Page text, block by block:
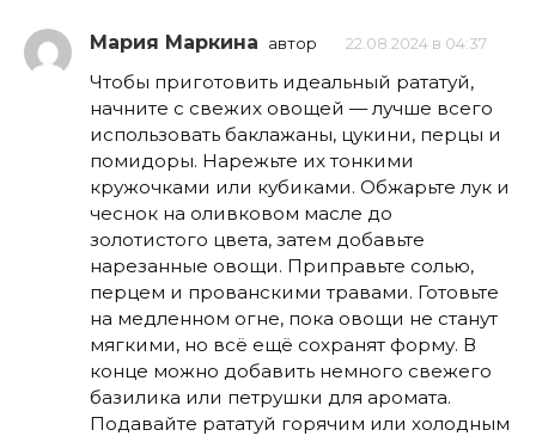
Мария Маркина автор 22.08.2024 в 04:37
Чтобы приготовить идеальный рататуй,
начните с свежих овощей — лучше всего
использовать баклажаны, цукини, перцы и
помидоры. Нарежьте их тонкими
кружочками или кубиками. Обжарьте лук и
чеснок на оливковом масле до
золотистого цвета, затем добавьте
нарезанные овощи. Приправьте солью,
перцем и прованскими травами. Готовьте
на медленном огне, пока овощи не станут
мягкими, но всё ещё сохранят форму. В
конце можно добавить немного свежего
базилика или петрушки для аромата.
Подавайте рататуй горячим или холодным